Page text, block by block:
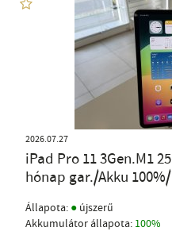
2026.07.27
iPad Pro 11 3Gen.M1
hónap gar./Akku
Állapota: ● újszerű
Akkumulátor állapota: 100%